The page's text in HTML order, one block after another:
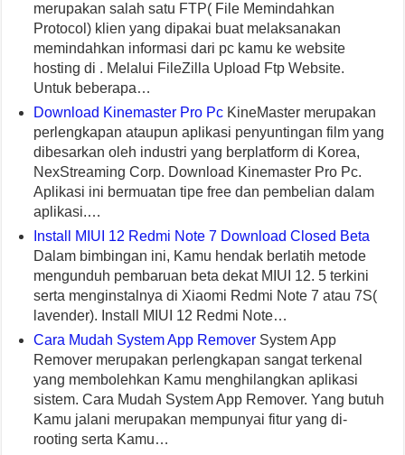
merupakan salah satu FTP( File Memindahkan
Protocol) klien yang dipakai buat melaksanakan
memindahkan informasi dari pc kamu ke website
hosting di . Melalui FileZilla Upload Ftp Website.
Untuk beberapa…
Download Kinemaster Pro Pc KineMaster merupakan
perlengkapan ataupun aplikasi penyuntingan film yang
dibesarkan oleh industri yang berplatform di Korea,
NexStreaming Corp. Download Kinemaster Pro Pc.
Aplikasi ini bermuatan tipe free dan pembelian dalam
aplikasi.…
Install MIUI 12 Redmi Note 7 Download Closed Beta
Dalam bimbingan ini, Kamu hendak berlatih metode
mengunduh pembaruan beta dekat MIUI 12. 5 terkini
serta menginstalnya di Xiaomi Redmi Note 7 atau 7S(
lavender). Install MIUI 12 Redmi Note…
Cara Mudah System App Remover System App
Remover merupakan perlengkapan sangat terkenal
yang membolehkan Kamu menghilangkan aplikasi
sistem. Cara Mudah System App Remover. Yang butuh
Kamu jalani merupakan mempunyai fitur yang di-
rooting serta Kamu…